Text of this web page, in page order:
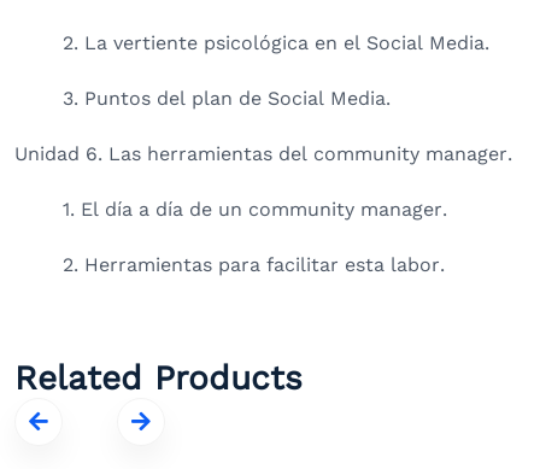
2. La vertiente psicológica en el Social Media.
3. Puntos del plan de Social Media.
Unidad 6. Las herramientas del community manager.
1. El día a día de un community manager.
2. Herramientas para facilitar esta labor.
Related Products